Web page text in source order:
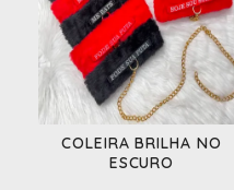
COLEIRA BRILHA NO
ESCURO